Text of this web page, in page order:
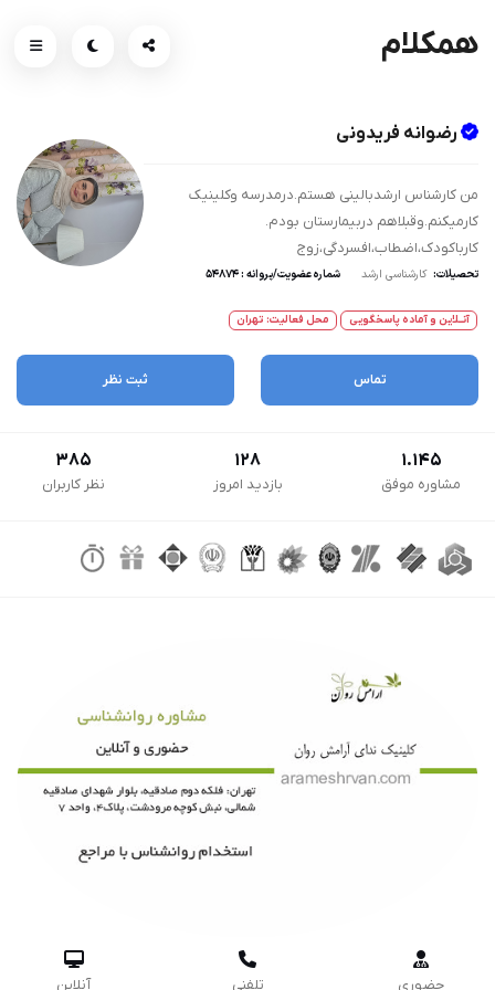
همکلام
رضوانه فریدونی
من کارشناس ارشدبالینی هستم.درمدرسه وکلینیک
کارمیکنم.وقبلاهم دربیمارستان بودم.
کارباکودک،اضطاب،افسردگی،زوج
تحصیلات: کارشناسی ارشد شماره عضویت/پروانه : ۵۴۸۷۴
آنــلاین و آماده پاسخگویی محل فعالیت: تهران
تماس ثبت نظر
1.145
مشاوره موفق
128
بازدید امروز
385
نظر کاربران

حضوری

تلفنی

آنلاین